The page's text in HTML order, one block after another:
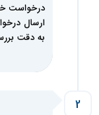
درخواست
ارسال
به دقت بررسی